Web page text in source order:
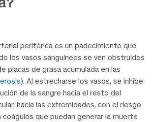
periférica es un padecimiento que
los vasos sanguíneos se ven obstruidos
placas de grasa acumulada en las
). Al estrecharse los vasos, se inhibe
de la sangre hacia el resto del
hacia las extremidades, con el riesgo
que puedan generar la muerte